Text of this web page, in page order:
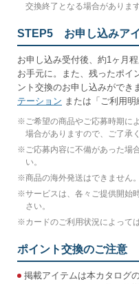
交換終了となる場合がありま
STEP5 お申し込みア
お申し込み受付後、約1ヶ月
お手元に。また、残ったポイ
ント交換のお申し込みができ
テーション または「ご利用明
※ ご希望の商品やご応募時期に
場合がありますので、ご了承
※ ご応募内容に不備があった場
い。
※商品の海外発送はできません。
※サービスは、各々ご提供開始
さい。
※カードのご利用状況によって
ポイント交換のご注意
掲載アイテムは本カタログ